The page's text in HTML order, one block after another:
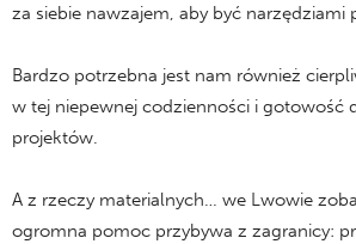
za siebie nawzajem, aby być narzędziami
Bardzo potrzebna jest nam również
w tej niepewnej codzienności i gotowość
projektów.
A z rzeczy materialnych… we Lwowie
ogromna pomoc przybywa z zagranicy: